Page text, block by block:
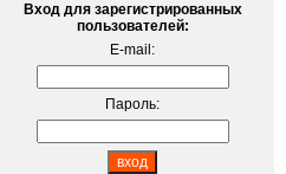
Вход для зарегистрированных
пользователей:
E-mail:
Пароль: